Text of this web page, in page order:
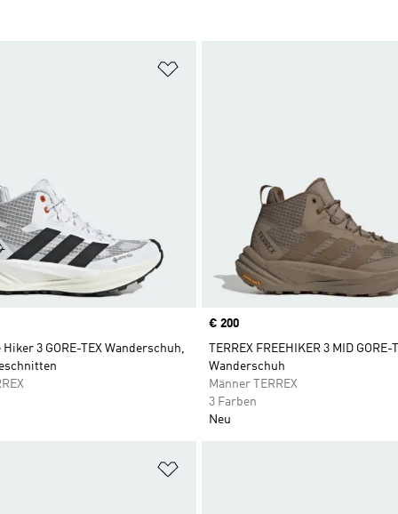
3 GORE-TEX Wanderschuh,
Price
€ 200
TERREX FREEHIKER 3 MID GORE-
Wanderschuh
Männer TERREX
3 Farben
Neu